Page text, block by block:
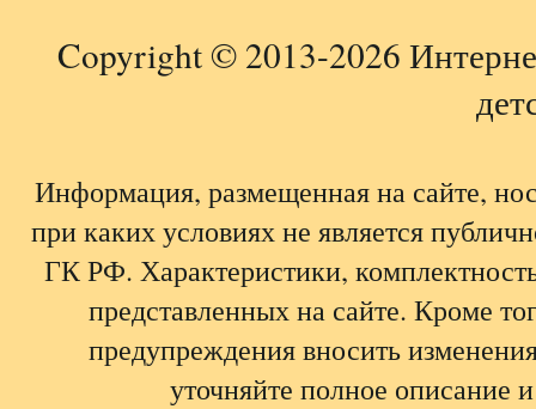
Copyright © 2013-2026
Информация, размещенная на сайте,
при каких условиях не является
ГК РФ. Характеристики,
представленных на сайте. Кроме
предупреждения вносить
уточняйте полное описание